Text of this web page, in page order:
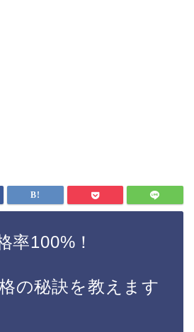
率100%！
の秘訣を教えます